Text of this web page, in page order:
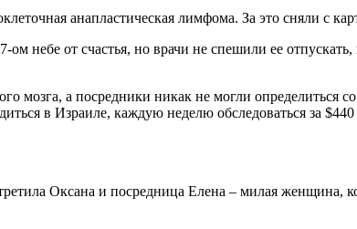
анапластическая лимфома. За это сняли с
небе от счастья, но врачи не спешили ее
мозга, а посредники никак не могли определиться
в Израиле, каждую неделю обследоваться за $440
Оксана и посредница Елена – милая женщина,